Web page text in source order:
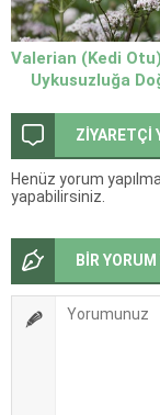
Valerian (Kedi
Uykusuzluğa
ZİYARETÇİ
Henüz yorum
yapabilirsiniz.
BİR YORUM